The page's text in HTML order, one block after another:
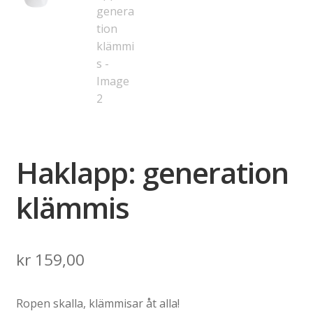
Haklapp: generation
klämmis
kr159,00
Ropen skalla, klämmisar åt alla!